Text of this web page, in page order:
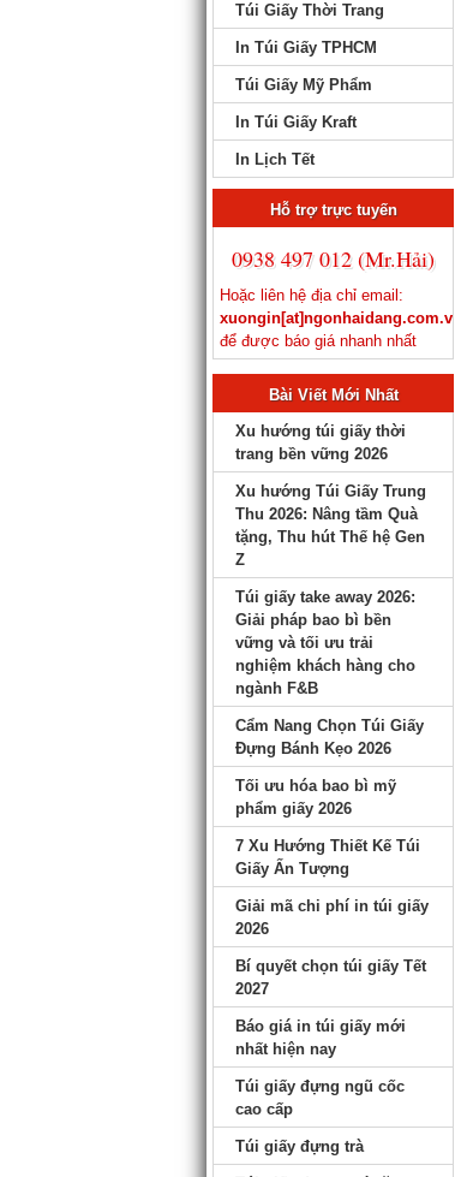
Túi Giấy Thời Trang
In Túi Giấy TPHCM
Túi Giấy Mỹ Phẩm
In Túi Giấy Kraft
In Lịch Tết
Hỗ trợ trực tuyến
0938 497 012 (Mr.Hải)
Hoặc liên hệ địa chỉ email:
xuongin[at]ngonhaidang.com.vn
để được báo giá nhanh nhất
Bài Viết Mới Nhất
Xu hướng túi giấy thời
trang bền vững 2026
Xu hướng Túi Giấy Trung
Thu 2026: Nâng tầm Quà
tặng, Thu hút Thế hệ Gen
Z
Túi giấy take away 2026:
Giải pháp bao bì bền
vững và tối ưu trải
nghiệm khách hàng cho
ngành F&B
Cẩm Nang Chọn Túi Giấy
Đựng Bánh Kẹo 2026
Tối ưu hóa bao bì mỹ
phẩm giấy 2026
7 Xu Hướng Thiết Kế Túi
Giấy Ấn Tượng
Giải mã chi phí in túi giấy
2026
Bí quyết chọn túi giấy Tết
2027
Báo giá in túi giấy mới
nhất hiện nay
Túi giấy đựng ngũ cốc
cao cấp
Túi giấy đựng trà